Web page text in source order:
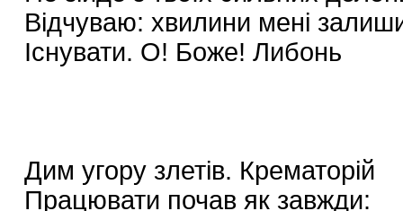
Відчуваю: хвилини мені
Існувати. О! Боже! Либонь
Дим угору злетів. Крематорій
Працювати почав як завжди: